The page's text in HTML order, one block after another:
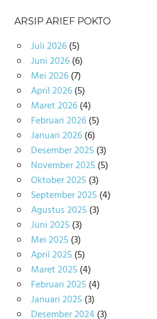
ARSIP ARIEF POKTO
Juli 2026(5)
Juni 2026(6)
Mei 2026(7)
April 2026(5)
Maret 2026(4)
Februari 2026(5)
Januari 2026(6)
Desember 2025(3)
November 2025(5)
Oktober 2025(3)
September 2025(4)
Agustus 2025(3)
Juni 2025(3)
Mei 2025(3)
April 2025(5)
Maret 2025(4)
Februari 2025(4)
Januari 2025(3)
Desember 2024(3)